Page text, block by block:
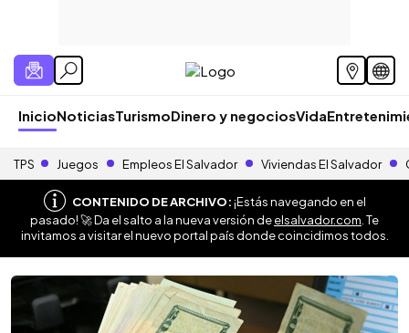
InicioNoticiasTurismoDinero y negociosVida
TPS Juegos Empleos El Salvador Viviendas El Salvador
CONTENIDO DE ARCHIVO:¡Estás navegando en el
pasado! 🚀 Da el salto a la nueva versión deelsalvador.com . Te
invitamos a visitar el nuevo portal país donde coincidimos todos.